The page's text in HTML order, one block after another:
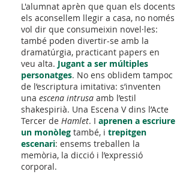
L'alumnat aprèn que quan els docents
els aconsellem llegir a casa, no només
vol dir que consumeixin novel·les:
també poden divertir-se amb la
dramatúrgia, practicant papers en
veu alta. Jugant a ser múltiples
personatges. No ens oblidem tampoc
de l’escriptura imitativa: s’inventen
una escena intrusa amb l’estil
shakespirià. Una Escena V dins l’Acte
Tercer de Hamlet. I aprenen a escriure
un monòleg també, i trepitgen
escenari: ensems treballen la
memòria, la dicció i l’expressió
corporal.